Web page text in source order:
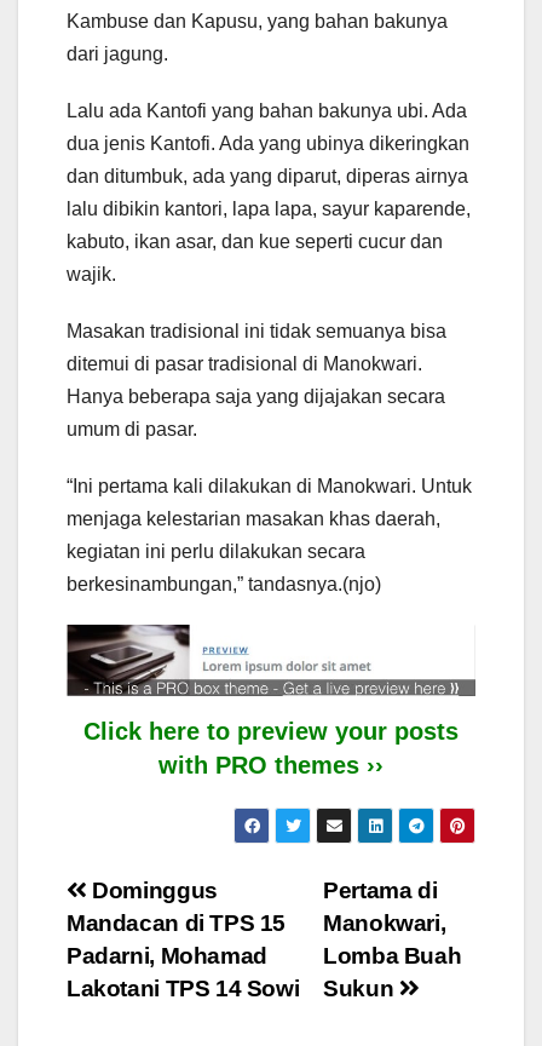
Kambuse dan Kapusu, yang bahan bakunya
dari jagung.
Lalu ada Kantofi yang bahan bakunya ubi. Ada
dua jenis Kantofi. Ada yang ubinya dikeringkan
dan ditumbuk, ada yang diparut, diperas airnya
lalu dibikin kantori, lapa lapa, sayur kaparende,
kabuto, ikan asar, dan kue seperti cucur dan
wajik.
Masakan tradisional ini tidak semuanya bisa
ditemui di pasar tradisional di Manokwari.
Hanya beberapa saja yang dijajakan secara
umum di pasar.
“Ini pertama kali dilakukan di Manokwari. Untuk
menjaga kelestarian masakan khas daerah,
kegiatan ini perlu dilakukan secara
berkesinambungan,” tandasnya.(njo)
Click here to preview your posts
with PRO themes ››
Post
navigation
Pertama di
Manokwari,
Lomba Buah
Sukun
Dominggus
Mandacan di TPS 15
Padarni, Mohamad
Lakotani TPS 14 Sowi